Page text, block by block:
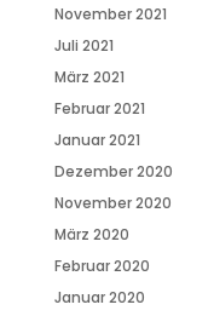
November 2021
Juli 2021
März 2021
Februar 2021
Januar 2021
Dezember 2020
November 2020
März 2020
Februar 2020
Januar 2020